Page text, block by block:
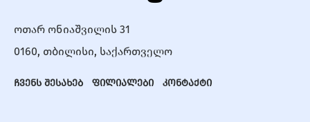
ოთარ ონიაშვილის 31
0160, თბილისი, საქართველო
ჩვენს შესახებ ფილიალები კონტაქტი